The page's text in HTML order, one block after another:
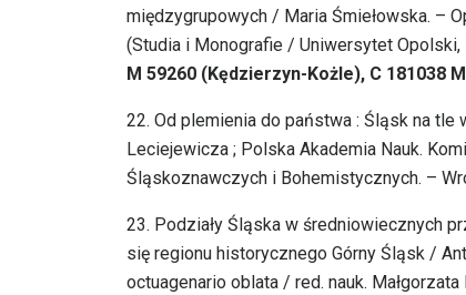
międzygrupowych / Maria Śmiełowska. –
(Studia i Monografie / Uniwersytet Opolski,
M 59260 (Kędzierzyn-Kożle), C 181038
22. Od plemienia do państwa : Śląsk na
Leciejewicza ; Polska Akademia Nauk.
Śląskoznawczych i Bohemistycznych. –
23. Podziały Śląska w średniowiecznych
się regionu historycznego Górny Śląsk /
octuagenario oblata / red. nauk.